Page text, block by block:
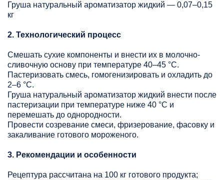
Груша натуральный ароматизатор жидкий — 0,07–0,15
кг
2. Технологический процесс
Смешать сухие компоненты и внести их в молочно-
сливочную основу при температуре 40–45 °C.
Пастеризовать смесь, гомогенизировать и охладить до
2–6 °C.
Груша натуральный ароматизатор жидкий внести после
пастеризации при температуре ниже 40 °C и
перемешать до однородности.
Провести созревание смеси, фризерование, фасовку и
закаливание готового мороженого.
3. Рекомендации и особенности
Рецептура рассчитана на 100 кг готового продукта;